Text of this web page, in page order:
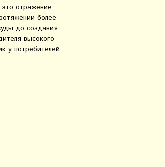
отражение
более
до создания
высокого
у потребителей